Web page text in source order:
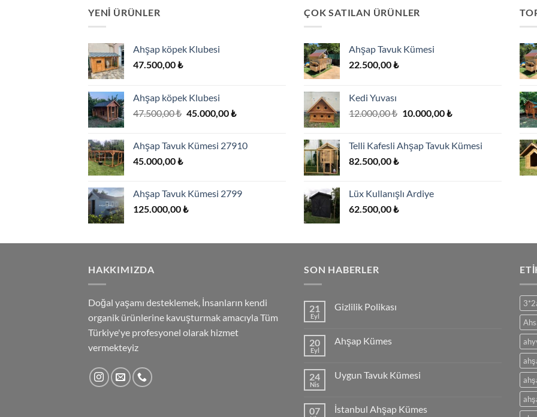
YENI ÜRÜNLER
Ahşap köpek Klubesi
47.500,00₺
Ahşap köpek Klubesi
47.500,00₺ Orijinal
45.000,00₺Şu
45.000,00 ₺.
Ahşap Tavuk Kümesi 27910
45.000,00₺
Ahşap Tavuk Kümesi 2799
125.000,00₺
ÇOK SATILAN ÜRÜNLER
Ahşap Tavuk Kümesi
22.500,00₺
Kedi Yuvası
12.000,00₺ Orijinal
10.000,00₺Şu
10.000,00 ₺.
Telli Kafesli Ahşap Tavuk Kümesi
82.500,00₺
Lüx Kullanışlı Ardiye
62.500,00₺
HAKKIMIZDA
Doğal yaşamı desteklemek, İnsanların kendi
organik ürünlerine kavuşturmak amacıyla Tüm
Türkiye'ye profesyonel olarak hizmet
vermekteyiz
SON HABERLER
21
Eyl
Gizlilik Polikası
Polikası
20
Eyl
Ahşap Kümes
Kümes
24
Nis
Uygun Tavuk Kümesi
Uygun
Tavuk
07 İstanbul Ahşap Kümes